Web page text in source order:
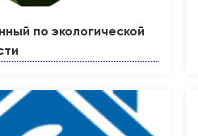
по экологической